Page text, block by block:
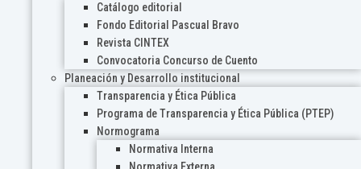
Catálogo editorial
Fondo Editorial Pascual Bravo
Revista CINTEX
Convocatoria Concurso de Cuento
Planeación y Desarrollo institucional
Transparencia y Ética Pública
Programa de Transparencia y Ética Pública (PTEP)
Normograma
Normativa Interna